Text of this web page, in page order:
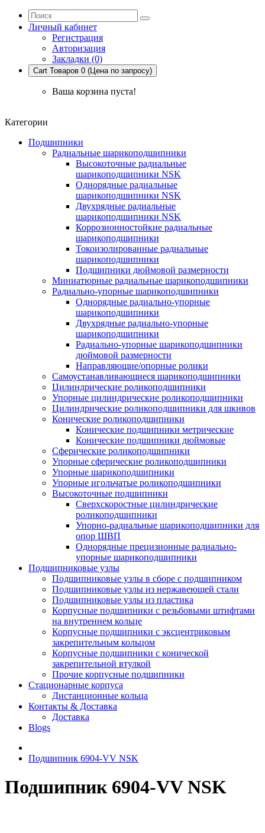
Личный кабинет
Регистрация
Авторизация
Закладки (0)
Cart Товаров 0 (Цена по запросу)
Ваша корзина пуста!
Категории
Подшипники
Радиальные шарикоподшипники
Высокоточные радиальные
шарикоподшипники NSK
Однорядные радиальные
шарикоподшипники NSK
Двухрядные радиальные
шарикоподшипники NSK
Коррозионностойкие радиальные
шарикоподшипники
Токоизолированные радиальные
шарикоподшипники
Подшипники дюймовой размерности
Миниатюрные радиальные шарикоподшипники
Радиально-упорные шарикоподшипники
Однорядные радиально-упорные
шарикоподшипники
Двухрядные радиально-упорные
шарикоподшипники
Радиально-упорные шарикоподшипники
дюймовой размерности
Направляющие/опорные ролики
Самоустанавливающиеся шарикоподшипники
Цилиндрические роликоподшипники
Упорные цилиндрические роликоподшипники
Цилиндрические роликоподшипники для шкивов
Конические роликоподшипники
Конические подшипники метрические
Конические подшипники дюймовые
Сферические роликоподшипники
Упорные сферические роликоподшипники
Упорные шарикоподшипники
Упорные игольчатые роликоподшипники
Высокоточные подшипники
Сверхскоростные цилиндрические
роликоподшипники
Упорно-радиальные шарикоподшипники для
опор ШВП
Однорядные прецизионные радиально-
упорные шарикоподшипники
Подшипниковые узлы
Подшипниковые узлы в сборе с подшипником
Подшипниковые узлы из нержавеющей стали
Подшипниковые узлы из пластика
Корпусные подшипники с резьбовыми штифтами
на внутреннем кольце
Корпусные подшипники с эксцентриковым
закрепительным кольцом
Корпусные подшипники с конической
закрепительной втулкой
Прочие корпусные подшипники
Стационарные корпуса
Дистанционные кольца
Контакты & Доставка
Доставка
Blogs
Подшипник 6904-VV NSK
Подшипник 6904-VV NSK